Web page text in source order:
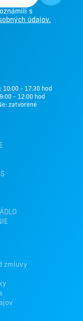
s
údajov.
10:00 - 17:30 hod
- 12:00 hod
zatvorené
zmluvy